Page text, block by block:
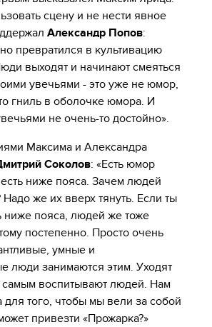
сцену и не нести явное
Александр Попов:
превратился в культивацию
выходят и начинают смеяться
увечьями - это уже не юмор,
гниль в оболочке юмора. И
не очень-то достойно».
Максима и Александра
Соколов: «Есть юмор
ниже пояса. Зачем людей
Надо же их вверх тянуть. Если ты
ниже пояса, людей же тоже
постепенно. Просто очень
умные и
люди занимаются этим. Уходят
воспитывают людей. Нам
того, чтобы мы вели за собой
привезти «Прожарка?»